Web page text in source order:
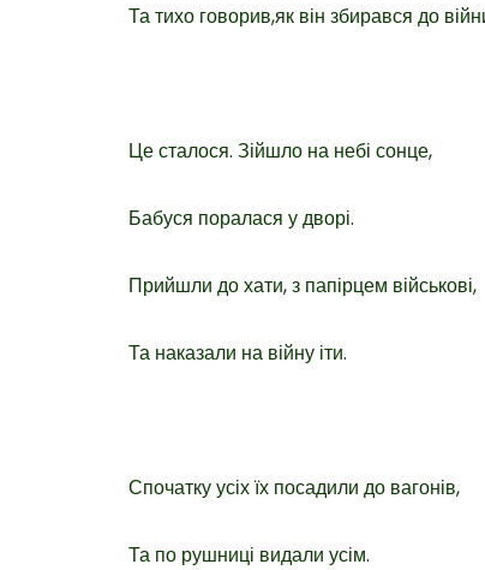
Та тихо говорив,як він збирався до
Це сталося. Зійшло на небі сонце,
Бабуся поралася у дворі.
Прийшли до хати, з папірцем військові,
Та наказали на війну іти.
Спочатку усіх їх посадили до вагонів,
Та по рушниці видали усім.